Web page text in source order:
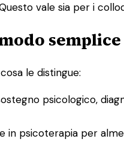
vale sia per i
semplice
le distingue:
psicologico,
in psicoterapia per